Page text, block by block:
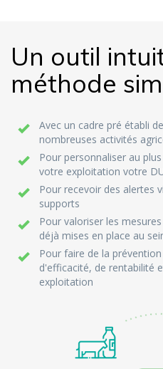
Un outil
méthode
Avec un cadre pré établi
nombreuses activités
Pour personnaliser au
votre exploitation votre
Pour recevoir des alertes
supports
Pour valoriser les
déjà mises en place au
Pour faire de la
d'efficacité, de rentabilité
exploitation